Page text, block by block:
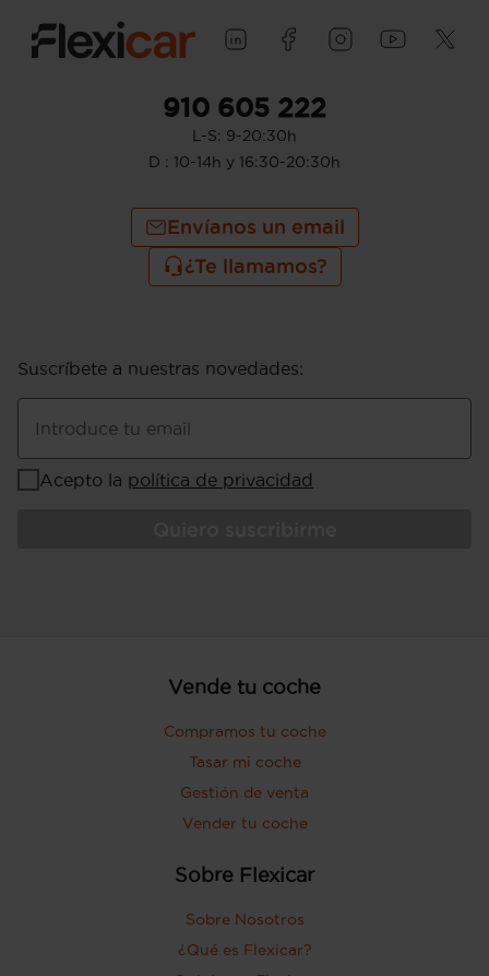
910 605 222
L-S: 9-20:30h
D : 10-14h y 16:30-20:30h
Envíanos un email
¿Te llamamos?
Suscríbete a nuestras novedades:
Introduce tu email
Acepto la política de privacidad
Vende tu coche
Compramos tu coche
Tasar mi coche
Gestión de venta
Vender tu coche
Sobre Flexicar
Sobre Nosotros
¿Qué es Flexicar?